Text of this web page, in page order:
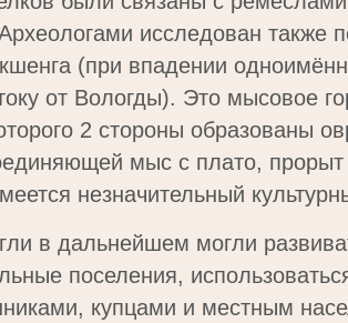
иссле­дован также
(при впадении
от Вологды). Это мысовое
2 стороны образованы
мыс с плато,
незначительный
в дальнейшем могли
по­селения,
купцами и местным